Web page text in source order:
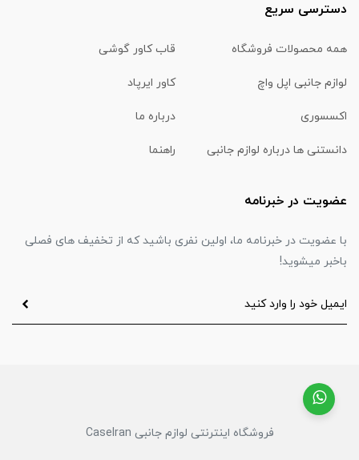
دسترسی سریع
همه محصولات فروشگاه قاب کاور گوشی
لوازم جانبی اپل واچ کاور ایرپاد
اکسسوری درباره ما
دانستنی ها درباره لوازم جانبی راهنما
عضویت در خبرنامه
با عضویت در خبرنامه ما، اولین نفری باشید که از تخفیف های فصلی
باخبر میشوید!
فروشگاه اینترنتی لوازم جانبی CaseIran